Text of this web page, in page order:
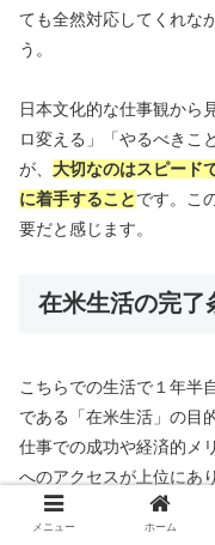
ても全然対応してくれな
う。
日本文化的な仕事観から
ロ変える」「やるべきこ
が、 大切なのはスピード
に着手することです。こ
要だと感じます。
在米生活の完了
こちらでの生活で１年半
である「在米生活」の目
仕事での成功や経済的メ
へのアクセスが上位にあ
が上がりました。
メニュー ホーム